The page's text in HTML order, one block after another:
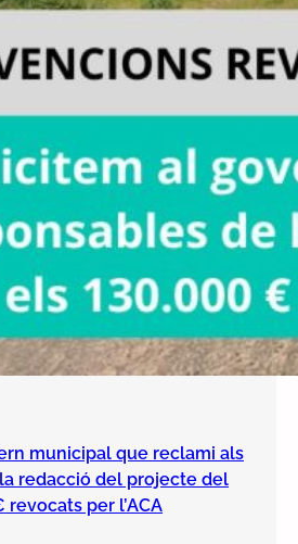
municipal que reclami als
redacció del projecte del
per l’ACA